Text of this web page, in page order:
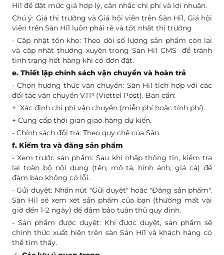
Hi1 để đặt mức giá hợp lý, cân nhắc chi phí và lợi nhuận.
Chú ý: Giá thị trường và Giá hội viên trên Sàn Hi1, Giá hội
viên trên Sàn Hi1 luôn phải rẻ và tốt nhất thị trường
- Cập nhật tồn kho: Theo dõi số lượng sản phẩm còn lại
và cập nhật thường xuyên trong Sàn Hi1 CMS để tránh
tình trạng hết hàng khi có đơn đặt.
e. Thiết lập chính sách vận chuyển và hoàn trả
- Chọn hương thức vận chuyển: Sàn Hi1 tích hợp với các
đối tác vận chuyển VTP (Viettel Post). Bạn cần:
+ Xác định chi phí vận chuyển (miễn phí hoặc tính phí).
+ Cung cấp thời gian giao hàng dự kiến.
- Chính sách đổi trả: Theo quy chế của Sàn.
f. Kiểm tra và đăng sản phẩm
- Xem trước sản phẩm: Sau khi nhập thông tin, kiểm tra
lại toàn bộ nội dung (tên, mô tả, hình ảnh, giá cả) để
đảm bảo không có lỗi.
- Gửi duyệt: Nhấn nút "Gửi duyệt" hoặc "Đăng sản phẩm".
Sàn Hi1 sẽ xem xét sản phẩm của bạn (thường mất vài
giờ đến 1-2 ngày) để đảm bảo tuân thủ quy định.
- Sản phẩm được duyệt: Khi được duyệt, sản phẩm sẽ
chính thức xuất hiện trên sàn Sàn Hi1 và khách hàng có
thể tìm thấy.